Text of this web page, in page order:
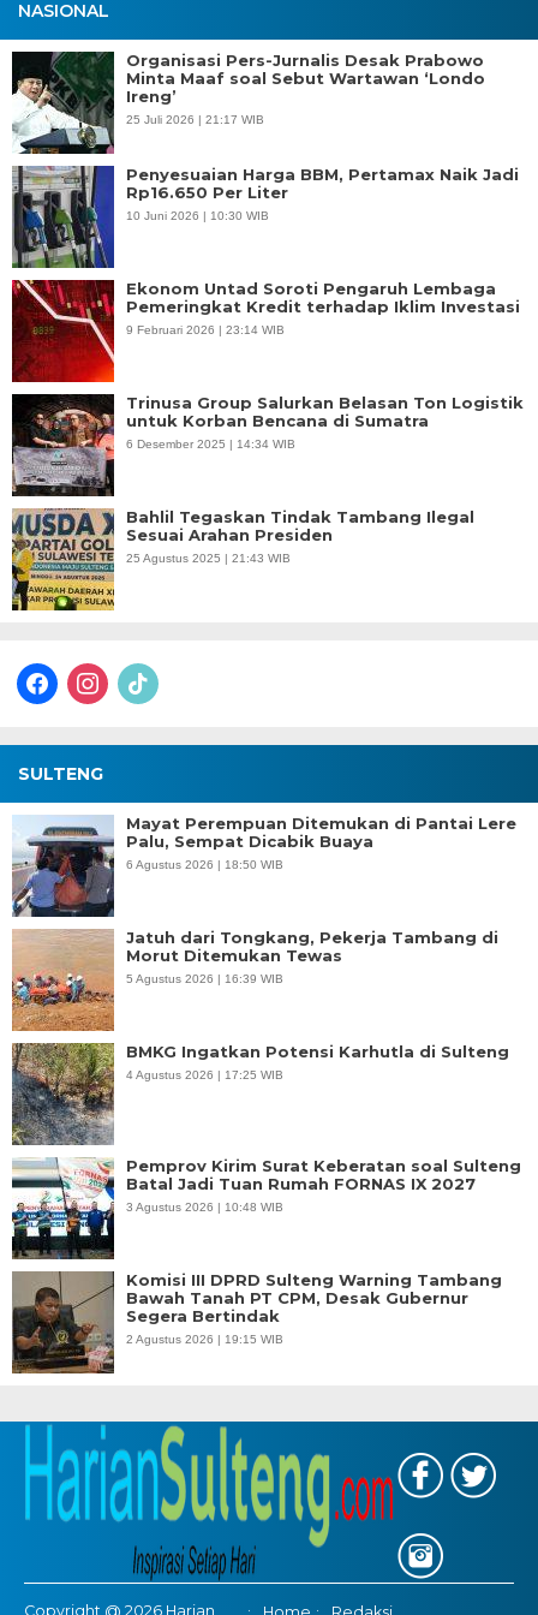
NASIONAL
Organisasi Pers-Jurnalis Desak Prabowo
Minta Maaf soal Sebut Wartawan ‘Londo
Ireng’
25 Juli 2026 | 21:17 WIB
Penyesuaian Harga BBM, Pertamax Naik Jadi
Rp16.650 Per Liter
10 Juni 2026 | 10:30 WIB
Ekonom Untad Soroti Pengaruh Lembaga
Pemeringkat Kredit terhadap Iklim Investasi
9 Februari 2026 | 23:14 WIB
Trinusa Group Salurkan Belasan Ton Logistik
untuk Korban Bencana di Sumatra
6 Desember 2025 | 14:34 WIB
Bahlil Tegaskan Tindak Tambang Ilegal
Sesuai Arahan Presiden
25 Agustus 2025 | 21:43 WIB
facebookinstagram
tiktok
SULTENG
Mayat Perempuan Ditemukan di Pantai Lere
Palu, Sempat Dicabik Buaya
6 Agustus 2026 | 18:50 WIB
Jatuh dari Tongkang, Pekerja Tambang di
Morut Ditemukan Tewas
5 Agustus 2026 | 16:39 WIB
BMKG Ingatkan Potensi Karhutla di Sulteng
4 Agustus 2026 | 17:25 WIB
Pemprov Kirim Surat Keberatan soal Sulteng
Batal Jadi Tuan Rumah FORNAS IX 2027
3 Agustus 2026 | 10:48 WIB
Komisi III DPRD Sulteng Warning Tambang
Bawah Tanah PT CPM, Desak Gubernur
Segera Bertindak
2 Agustus 2026 | 19:15 WIB
Copyright @ 2026 Harian